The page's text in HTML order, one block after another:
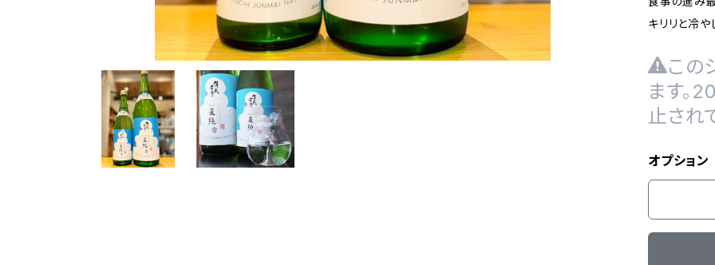
キリリと冷
この
ます。
止され
オプション